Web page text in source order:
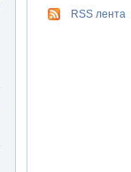
RSS лента